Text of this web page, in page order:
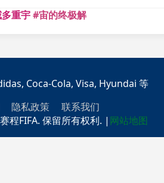
重宇#宙的终极解
Coca-Cola, Visa, Hyundai 等
隐私政策
联系我们
程FIFA. 保留所有权利. | 网站地图